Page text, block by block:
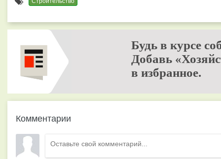
Будь в курсе
Добавь
в избранное.
Комментарии